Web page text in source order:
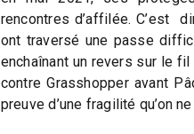
rencontres d’affilée. C’est
ont traversé une passe
enchaînant un revers sur le
contre Grasshopper avant
preuve d’une fragilité qu’on